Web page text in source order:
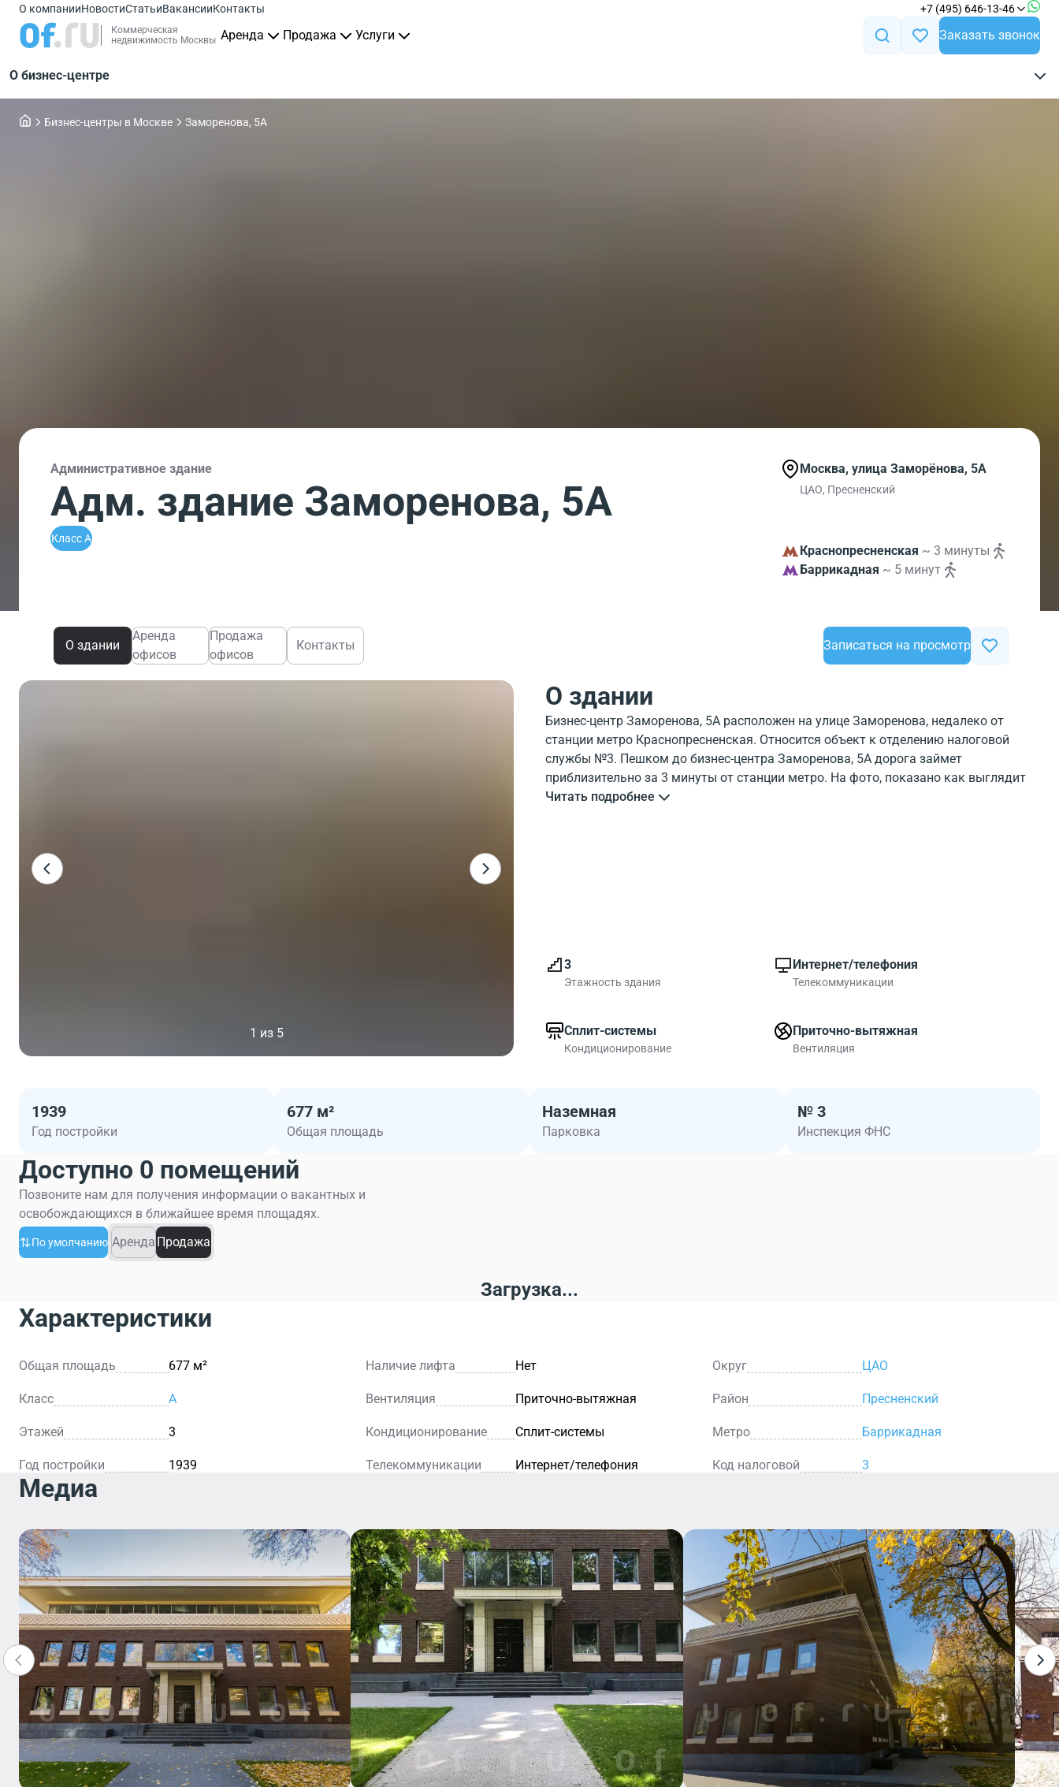
О компанииНовостиСтатьиВакансииКонтакты +7 (495) 646-13-46
Коммерческая
недвижимость Москвы Аренда Продажа Услуги Заказать звонок
О бизнес-центре
Бизнес-центры в Москве Заморенова, 5А
Административное здание
Адм. здание Заморенова, 5А
Класс A
Москва, улица Заморёнова, 5А
ЦАО, Пресненский
Краснопресненская ~ 3 минуты
Баррикадная ~ 5 минут
О здании
Аренда
офисов
Продажа
офисов
Контакты Записаться на просмотр
1 из 5
О здании
Бизнес-центр Заморенова, 5А расположен на улице Заморенова, недалеко от
станции метро Краснопресненская. Относится объект к отделению налоговой
службы №3. Пешком до бизнес-центра Заморенова, 5А дорога займет
приблизительно за 3 минуты от станции метро. На фото, показано как выглядит
бизнес-центр Zamorenova 5A. С какими организациями расположен в одном
Читать подробнее
3
Этажность здания
Интернет/телефония
Телекоммуникации
Сплит-системы
Кондиционирование
Приточно-вытяжная
Вентиляция
1939
Год постройки
677 м²
Общая площадь
Наземная
Парковка
№ 3
Инспекция ФНС
Доступно 0 помещений
Позвоните нам для получения информации о вакантных и
освобождающихся в ближайшее время площадях.
По умолчанию Аренда Продажа
Загрузка...
Характеристики
Общая площадь 677 м² Наличие лифта Нет Округ ЦАО
Класс A Вентиляция Приточно-вытяжная Район Пресненский
Этажей 3 Кондиционирование Сплит-системы Метро Баррикадная
Год постройки 1939 Телекоммуникации Интернет/телефония Код налоговой 3
Медиа
Отделение
Банка
Отделение банка
Банкомат
Кафе
Уютное
кафе — это
идеальное
место для
легкого
завтрака,
Ресторан
Благодаря
элегантному
интерьеру и
внимательному
персоналу,